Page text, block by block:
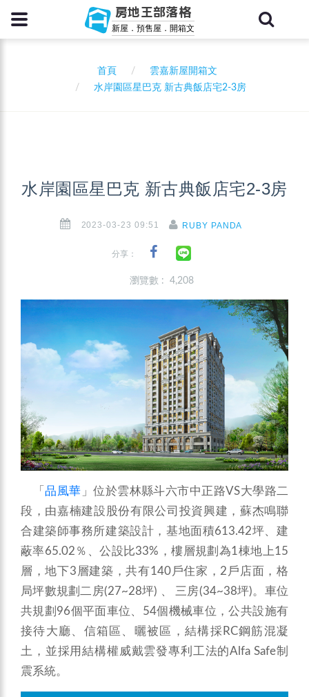
房地王部落格
新屋．預售屋．開箱文
首頁
雲嘉新屋開箱文
水岸園區星巴克 新古典飯店宅2-3房
水岸園區星巴克 新古典飯店宅2-3房
2023-03-23 09:51 RUBY PANDA
分享：
瀏覽數 : 4,208
「品風華 」位於雲林縣斗六市中正路VS大學路二
段，由嘉楠建設股份有限公司投資興建，蘇杰鳴聯
合建築師事務所建築設計，基地面積613.42坪、建
蔽率65.02％、公設比33%，樓層規劃為1棟地上15
層，地下3層建築，共有140戶住家，2戶店面，格
局坪數規劃二房(27~28坪) 、 三房(34~38坪)。車位
共規劃96個平面車位、54個機械車位，公共設施有
接待大廳、信箱區、曬被區，結構採RC鋼筋混凝
土，並採用結構權威戴雲發專利工法的Alfa Safe制
震系統。